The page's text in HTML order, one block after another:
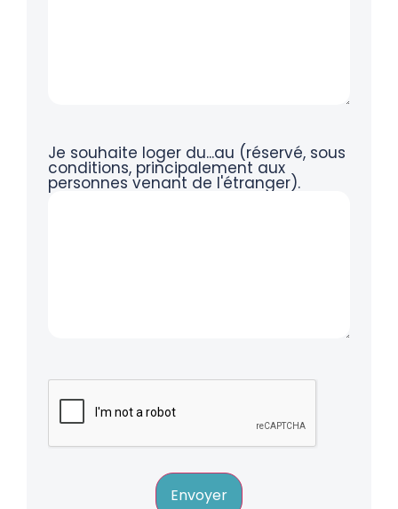
Je souhaite loger du...au (réservé, sous
conditions, principalement aux
personnes venant de l'étranger).
Envoyer